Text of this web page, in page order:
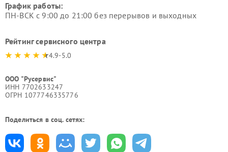
График работы:
ПН-ВСК с 9:00 до 21:00 без перерывов и выходных
Рейтинг сервисного центра
4.9-5.0
ООО "Русервис"
ИНН 7702633247
ОГРН 1077746335776
Поделиться в соц. сетях: